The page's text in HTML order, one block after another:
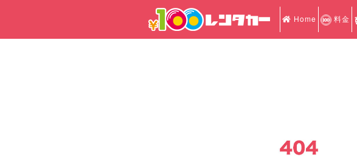
Home 料金